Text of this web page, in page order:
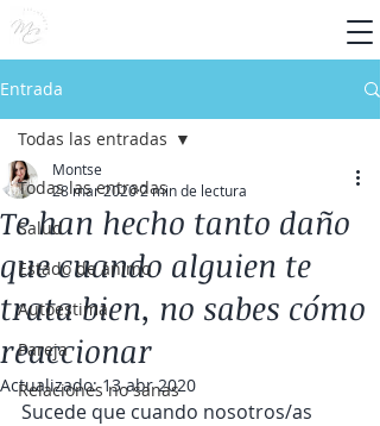
Entrada
Todas las entradas
Salud
Estado de ánimo
Autoestima
Pareja
Relaciones no sanas
Todas las entradas
Te han hecho tanto daño
que cuando alguien te
trata bien, no sabes cómo
reaccionar
Montse
28 mar 20202 min de lectura
Actualizado:13 abr 2020
Sucede que cuando nosotros/as